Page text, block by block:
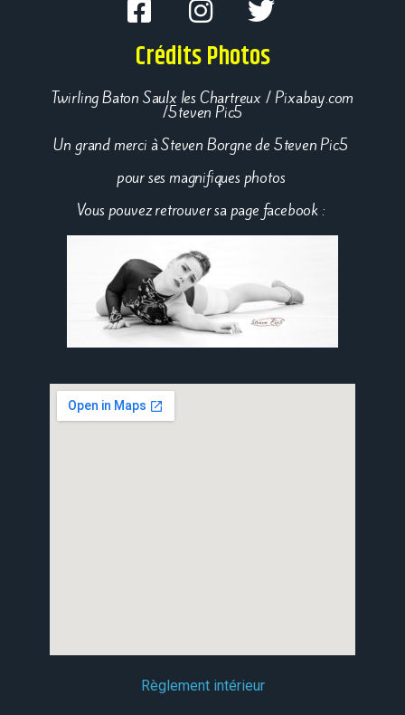
Crédits Photos
Twirling Baton Saulx les Chartreux / Pixabay.com
/5teven Pic5
Un grand merci à Steven Borgne de 5teven Pic5
pour ses magnifiques photos
Vous pouvez retrouver sa page facebook :
Règlement intérieur